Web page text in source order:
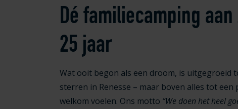
Dé familiecamping
25 jaar
Wat ooit begon als een droom, is uitgegroeid
sterren in Renesse – maar boven alles tot
welkom voelen. Ons motto “We doen het heel